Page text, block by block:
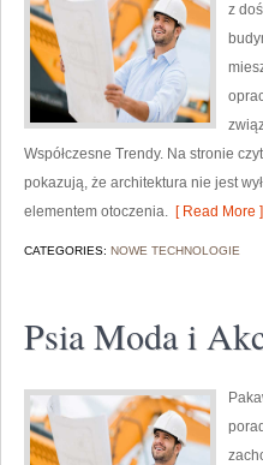
z
Współczesne Trendy. Na stronie
pokazują, że architektura nie jest
elementem otoczenia. [ Read More ]
CATEGORIES: NOWE TECHNOLOGIE
Psia Moda i